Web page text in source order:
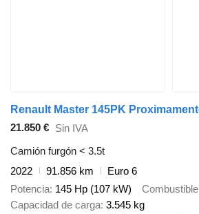
21.850 € Sin IVA
Camión furgón < 3.5t
2022
91.856 km
Euro 6
Potencia 145 Hp (107 kW) Combustible
Capacidad de carga 3.545 kg